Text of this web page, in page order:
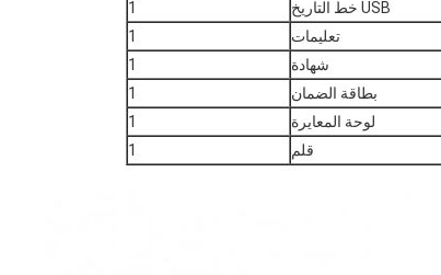
USB خط التاريخ
1
تعليمات
1
شهادة
1
بطاقة الضمان
1
لوحة المعايرة
1
قلم 1